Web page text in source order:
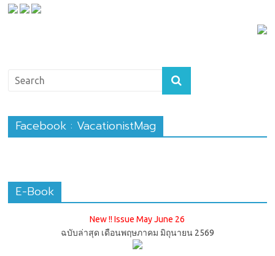
Facebook : VacationistMag
E-Book
New !! Issue May June 26
ฉบับล่าสุด เดือนพฤษภาคม มิถุนายน 2569